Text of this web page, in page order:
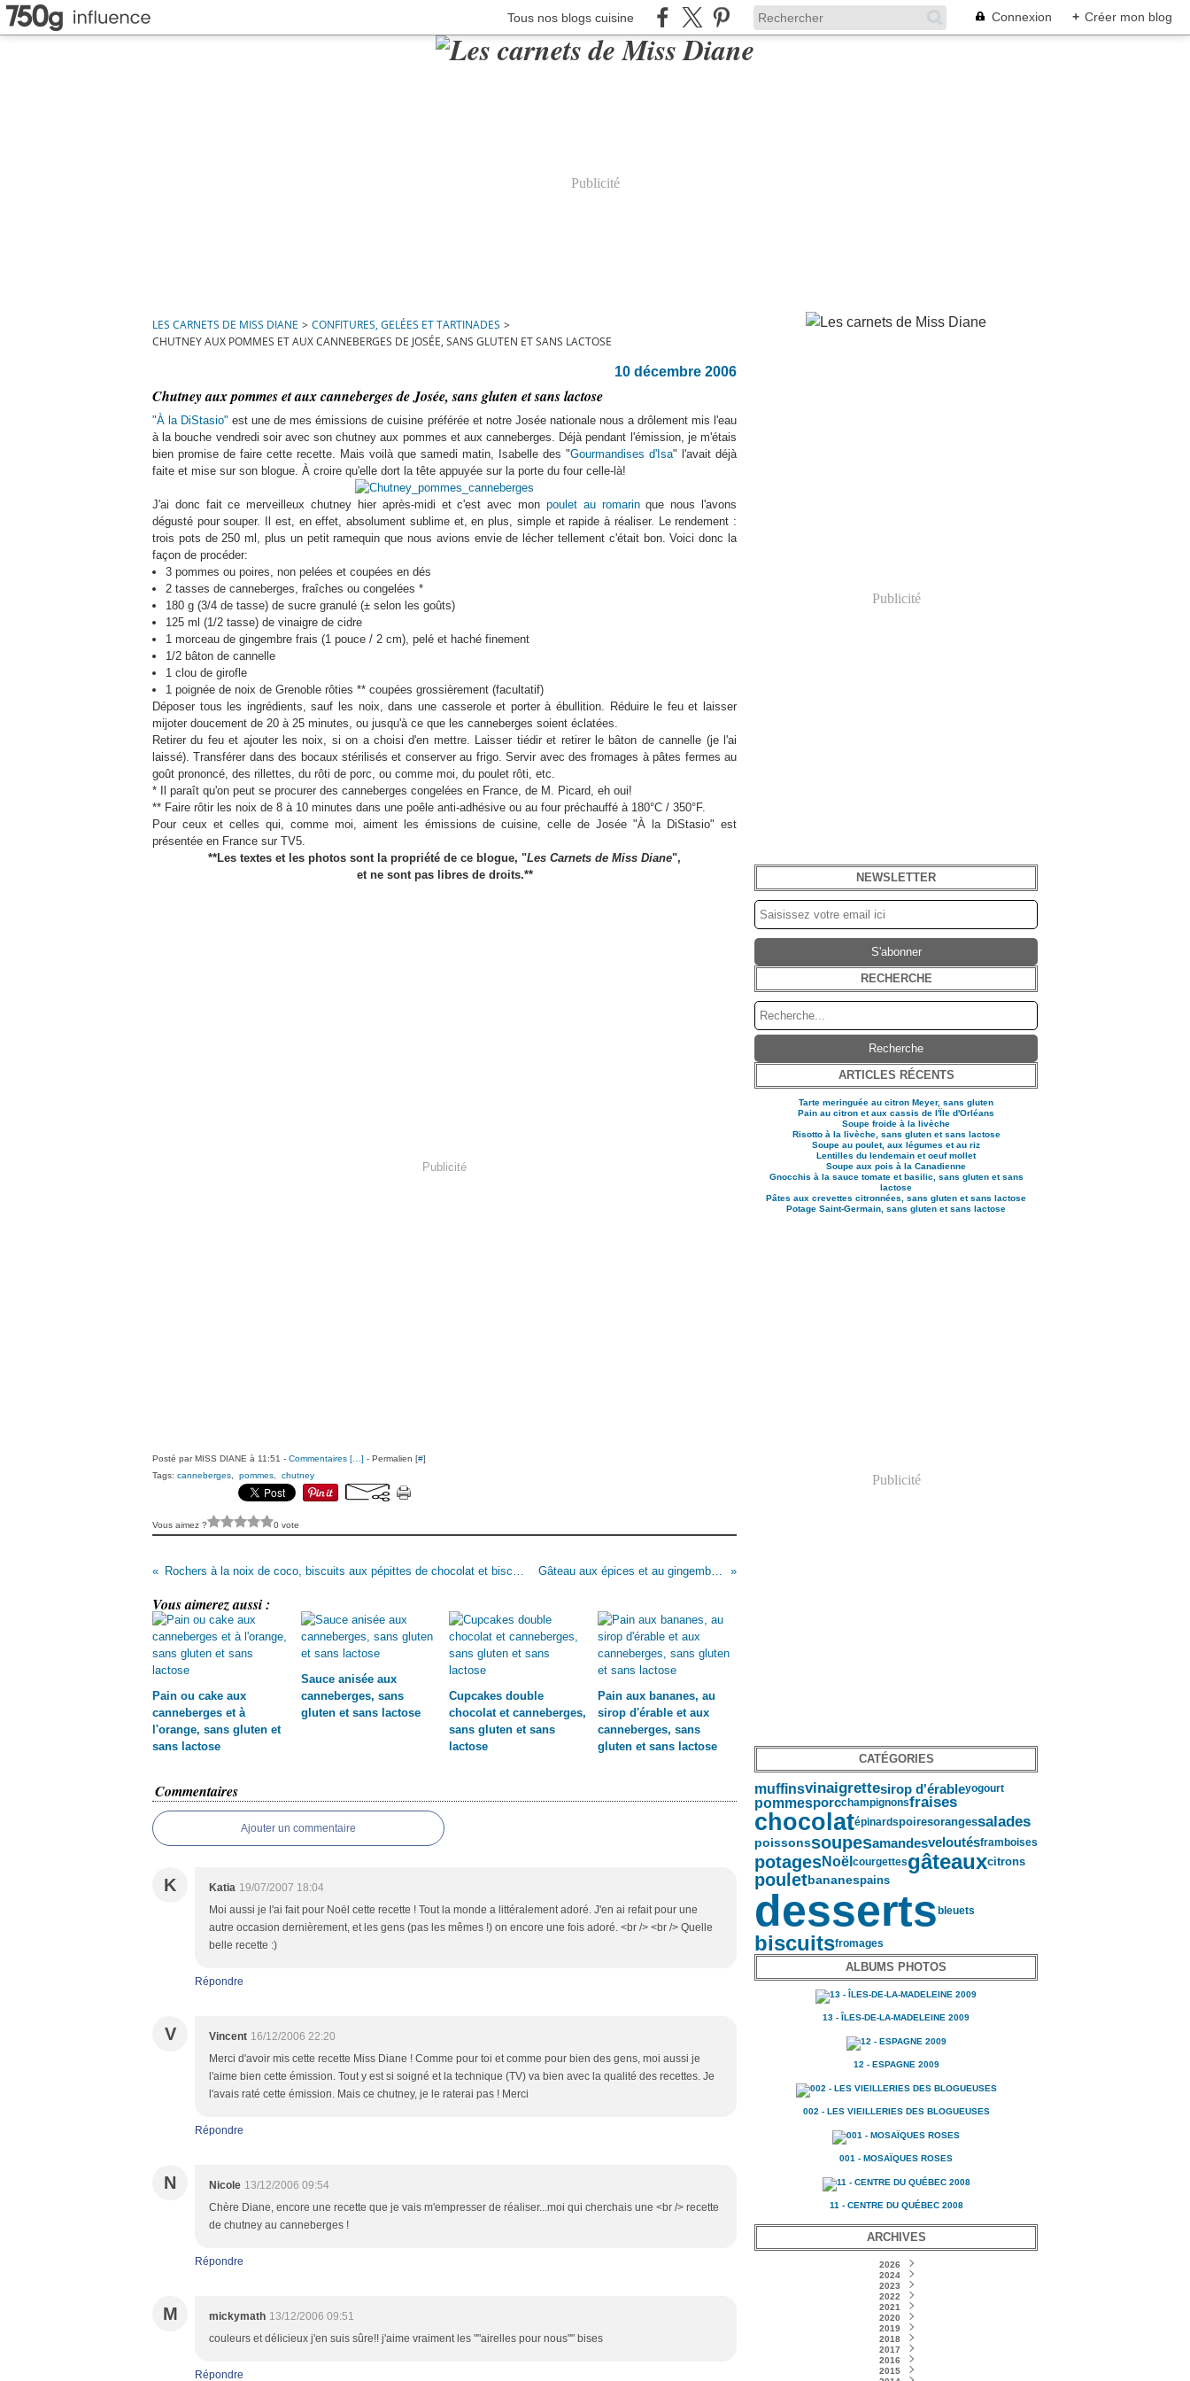
Tous nos blogs cuisine Connexion + Créer mon blog
Publicité
LES CARNETS DE MISS DIANE > CONFITURES, GELÉES ET TARTINADES >
CHUTNEY AUX POMMES ET AUX CANNEBERGES DE JOSÉE, SANS GLUTEN ET SANS LACTOSE
10 décembre 2006
Chutney aux pommes et aux canneberges de Josée, sans gluten et sans lactose
"À la DiStasio" est une de mes émissions de cuisine préférée et notre Josée nationale nous a drôlement mis l'eau
à la bouche vendredi soir avec son chutney aux pommes et aux canneberges. Déjà pendant l'émission, je m'étais
bien promise de faire cette recette. Mais voilà que samedi matin, Isabelle des "Gourmandises d'Isa" l'avait déjà
faite et mise sur son blogue. À croire qu'elle dort la tête appuyée sur la porte du four celle-là!
J'ai donc fait ce merveilleux chutney hier après-midi et c'est avec mon poulet au romarinque nous l'avons
dégusté pour souper. Il est, en effet, absolument sublime et, en plus, simple et rapide à réaliser. Le rendement :
trois pots de 250 ml, plus un petit ramequin que nous avions envie de lécher tellement c'était bon. Voici donc la
façon de procéder:
3 pommes ou poires, non pelées et coupées en dés
2 tasses de canneberges, fraîches ou congelées *
180 g (3/4 de tasse) de sucre granulé (± selon les goûts)
125 ml (1/2 tasse) de vinaigre de cidre
1 morceau de gingembre frais (1 pouce / 2 cm), pelé et haché finement
1/2 bâton de cannelle
1 clou de girofle
1 poignée de noix de Grenoble rôties ** coupées grossièrement (facultatif)
Déposer tous les ingrédients, sauf les noix, dans une casserole et porter à ébullition. Réduire le feu et laisser
mijoter doucement de 20 à 25 minutes, ou jusqu'à ce que les canneberges soient éclatées.
Retirer du feu et ajouter les noix, si on a choisi d'en mettre. Laisser tiédir et retirer le bâton de cannelle (je l'ai
laissé). Transférer dans des bocaux stérilisés et conserver au frigo. Servir avec des fromages à pâtes fermes au
goût prononcé, des rillettes, du rôti de porc, ou comme moi, du poulet rôti, etc.
* Il paraît qu'on peut se procurer des canneberges congelées en France, de M. Picard, eh oui!
** Faire rôtir les noix de 8 à 10 minutes dans une poêle anti-adhésive ou au four préchauffé à 180°C / 350°F.
Pour ceux et celles qui, comme moi, aiment les émissions de cuisine, celle de Josée "À la DiStasio" est
présentée en France sur TV5.
**Les textes et les photos sont la propriété de ce blogue, "Les Carnets de Miss Diane",
et ne sont pas libres de droits.**
Publicité
Posté par MISS DIANE à 11:51 - Commentaires [ ] - Permalien [#]
Tags: canneberges pommes chutney
Vous aimez ? 0 vote
Rochers à la noix de coco, biscuits aux pépittes de chocolat et biscuits au beurre d'arachide, sans gluten Gâteau aux épices et au gingembre confit, sans gluten
Vous aimerez aussi :
Pain ou cake aux
canneberges et à
l'orange, sans gluten et
sans lactose
Sauce anisée aux
canneberges, sans
gluten et sans lactose
Cupcakes double
chocolat et canneberges,
sans gluten et sans
lactose
Pain aux bananes, au
sirop d'érable et aux
canneberges, sans
gluten et sans lactose
Commentaires
Ajouter un commentaire
K Katia 19/07/2007 18:04
Moi aussi je l'ai fait pour Noël cette recette ! Tout la monde a littéralement adoré. J'en ai refait pour une
autre occasion dernièrement, et les gens (pas les mêmes !) on encore une fois adoré. <br /> <br /> Quelle
belle recette :)
Répondre
V Vincent 16/12/2006 22:20
Merci d'avoir mis cette recette Miss Diane ! Comme pour toi et comme pour bien des gens, moi aussi je
l'aime bien cette émission. Tout y est si soigné et la technique (TV) va bien avec la qualité des recettes. Je
l'avais raté cette émission. Mais ce chutney, je le raterai pas ! Merci
Répondre
N Nicole 13/12/2006 09:54
Chère Diane, encore une recette que je vais m'empresser de réaliser...moi qui cherchais une <br /> recette
de chutney au canneberges !
Répondre
M mickymath 13/12/2006 09:51
couleurs et délicieux j'en suis sûre!! j'aime vraiment les ""airelles pour nous"" bises
Répondre
Publicité
NEWSLETTER
RECHERCHE
ARTICLES RÉCENTS
Tarte meringuée au citron Meyer, sans gluten
Pain au citron et aux cassis de l'Ïle d'Orléans
Soupe froide à la livèche
Risotto à la livèche, sans gluten et sans lactose
Soupe au poulet, aux légumes et au riz
Lentilles du lendemain et oeuf mollet
Soupe aux pois à la Canadienne
Gnocchis à la sauce tomate et basilic, sans gluten et sans
lactose
Pâtes aux crevettes citronnées, sans gluten et sans lactose
Potage Saint-Germain, sans gluten et sans lactose
Publicité
CATÉGORIES
muffinsvinaigrettesirop d'érableyogourt
pommesporcchampignonsfraises
chocolatépinardspoiresorangessalades
poissonssoupesamandesveloutésframboises
potagesNoël courgettesgâteauxcitrons
pouletbananespains
desserts bleuets
biscuitsfromages
ALBUMS PHOTOS
13 - ÎLES-DE-LA-MADELEINE 2009
12 - ESPAGNE 2009
002 - LES VIEILLERIES DES BLOGUEUSES
001 - MOSAÏQUES ROSES
11 - CENTRE DU QUÉBEC 2008
ARCHIVES
2026
Février
2024
Novembre
Juin
(2)
Mars (1)
Janvier
2023
Décembre
Septembre
Mars (3)
Janvier
2022
Novembre
Septembre
Janvier
2021
Décembre
Octobre
Septembre
Août
(1)
Juillet(4)
Mai
(2)
2020
Décembre
Novembre
Octobre
Septembre
Août
(1)
2019
Octobre
Août
(2)
Juillet(7)
Juin
(5)
2018
Décembre
Novembre
Octobre
2017
Novembre
Octobre
2016
Décembre
2015